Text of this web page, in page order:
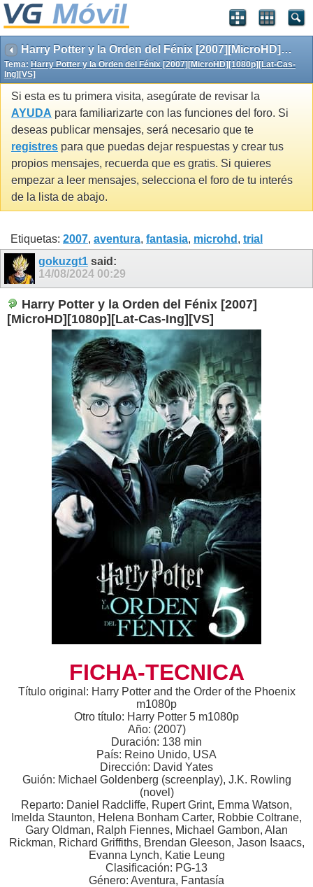
Harry Potter y la Orden del Fénix [2007][MicroHD][1080p][Lat-Cas-Ing][VS]
Tema: Harry Potter y la Orden del Fénix [2007][MicroHD][1080p][Lat-Cas-
Ing][VS]
Si esta es tu primera visita, asegúrate de revisar la
AYUDA para familiarizarte con las funciones del foro. Si
deseas publicar mensajes, será necesario que te
registres para que puedas dejar respuestas y crear tus
propios mensajes, recuerda que es gratis. Si quieres
empezar a leer mensajes, selecciona el foro de tu interés
de la lista de abajo.
Etiquetas: 2007, aventura, fantasia, microhd , trial
gokuzgt1 said:
14/08/2024 00:29
Harry Potter y la Orden del Fénix [2007]
[MicroHD][1080p][Lat-Cas-Ing][VS]
FICHA-TECNICA
Título original: Harry Potter and the Order of the Phoenix
m1080p
Otro título: Harry Potter 5 m1080p
Año: (2007)
Duración: 138 min
País: Reino Unido, USA
Dirección: David Yates
Guión: Michael Goldenberg (screenplay), J.K. Rowling
(novel)
Reparto: Daniel Radcliffe, Rupert Grint, Emma Watson,
Imelda Staunton, Helena Bonham Carter, Robbie Coltrane,
Gary Oldman, Ralph Fiennes, Michael Gambon, Alan
Rickman, Richard Griffiths, Brendan Gleeson, Jason Isaacs,
Evanna Lynch, Katie Leung
Clasificación: PG-13
Género: Aventura, Fantasía